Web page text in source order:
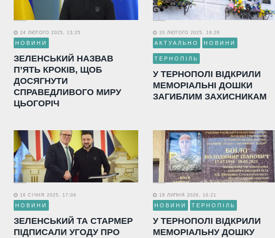
24 ЛЮТОГО 2025, 13:25
НОВИНИ
ЗЕЛЕНСЬКИЙ НАЗВАВ
П’ЯТЬ КРОКІВ, ЩОБ
ДОСЯГНУТИ
СПРАВЕДЛИВОГО МИРУ
ЦЬОГОРІЧ
20 ЛЮТОГО 2025, 18:26
АКТУАЛЬНО НОВИНИ
ТЕРНОПІЛЬ
У ТЕРНОПОЛІ ВІДКРИЛИ
МЕМОРІАЛЬНІ ДОШКИ
ЗАГИБЛИМ ЗАХИСНИКАМ
16 СІЧНЯ 2025, 17:04
НОВИНИ
ЗЕЛЕНСЬКИЙ ТА СТАРМЕР
ПІДПИСАЛИ УГОДУ ПРО
18 ЛИПНЯ 2026, 10:21
НОВИНИ ТЕРНОПІЛЬ
У ТЕРНОПОЛІ ВІДКРИЛИ
МЕМОРІАЛЬНУ ДОШКУ